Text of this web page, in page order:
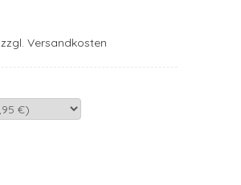
zzgl. Versandkosten